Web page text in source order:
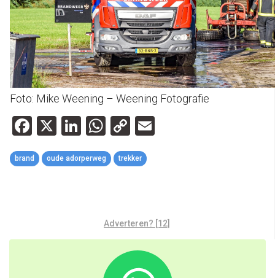
Foto: Mike Weening – Weening Fotografie
Facebook
X LinkedIn
WhatsApp
Copy
Link
brand oude adorperweg trekker
Adverteren? [12]